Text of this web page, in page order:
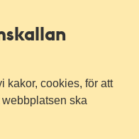
kakor, cookies, för att
ska